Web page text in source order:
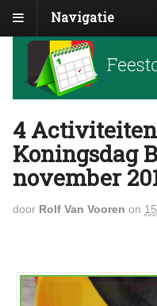
Navigatie
4
Koningsdag
november
door Rolf Van Vooren on